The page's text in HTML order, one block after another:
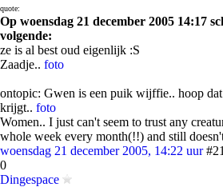
quote:
Op woensdag 21 december 2005 14:17
volgende:
ze is al best oud eigenlijk :S
Zaadje.. foto
ontopic: Gwen is een puik wijffie.. hoop
krijgt.. foto
Women.. I just can't seem to trust any
whole week every month(!!) and still
woensdag 21 december 2005, 14:22 uur #21
0
Dingespace